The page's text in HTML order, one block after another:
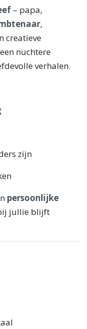
– papa,
,
creatieve
nuchtere
verhalen.
zijn
persoonlijke
jullie blijft